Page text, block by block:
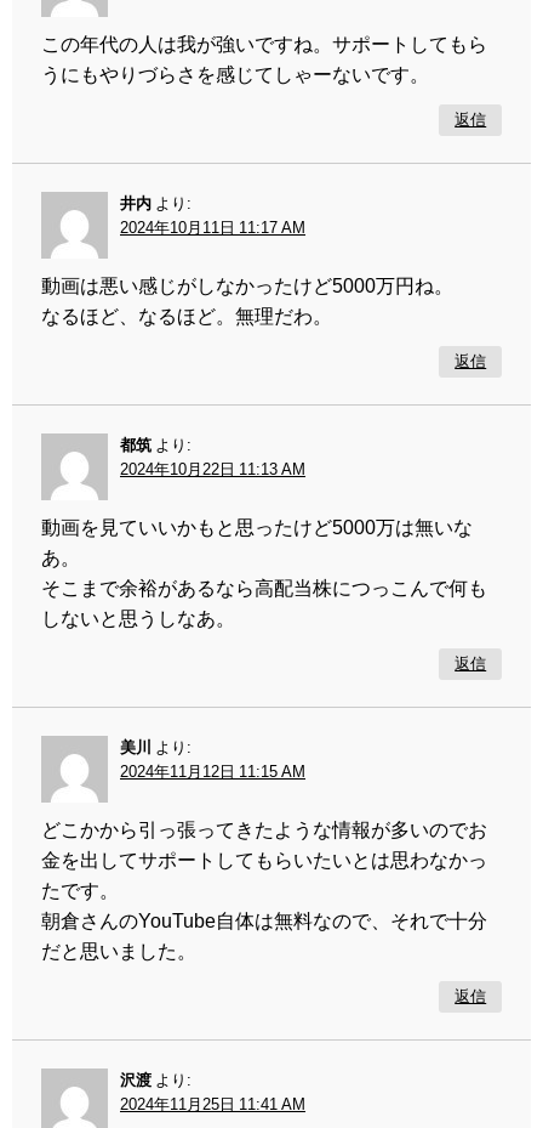
この年代の人は我が強いですね。サポートしてもら
うにもやりづらさを感じてしゃーないです。
返信
井内
より:
2024年10月11日 11:17 AM
動画は悪い感じがしなかったけど5000万円ね。
なるほど、なるほど。無理だわ。
返信
都筑
より:
2024年10月22日 11:13 AM
動画を見ていいかもと思ったけど5000万は無いな
あ。
そこまで余裕があるなら高配当株につっこんで何も
しないと思うしなあ。
返信
美川
より:
2024年11月12日 11:15 AM
どこかから引っ張ってきたような情報が多いのでお
金を出してサポートしてもらいたいとは思わなかっ
たです。
朝倉さんのYouTube自体は無料なので、それで十分
だと思いました。
返信
沢渡
より:
2024年11月25日 11:41 AM